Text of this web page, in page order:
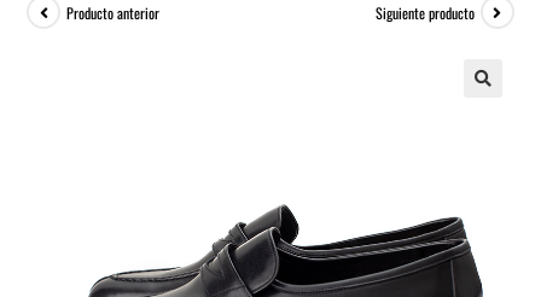
Producto anterior Siguiente producto